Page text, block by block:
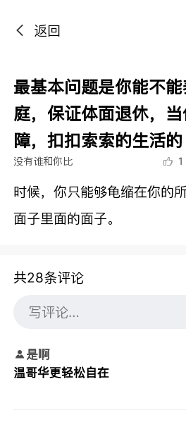
返回
最基本问题是你能不
庭，保证体面退休，
障，扣扣索索的生活的
没有谁和你比 1
时候，你只能够龟缩在你的
面子里面的面子。
共28条评论
是啊
温哥华更轻松自在